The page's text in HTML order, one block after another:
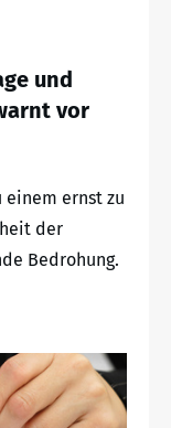
und
vor
ernst zu
der
Bedrohung.